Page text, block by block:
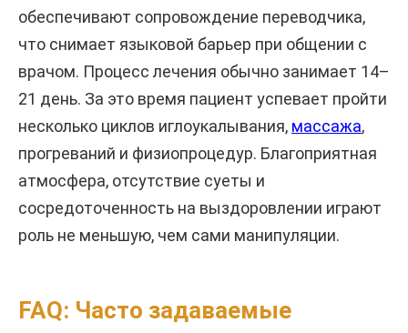
обеспечивают сопровождение переводчика,
что снимает языковой барьер при общении с
врачом. Процесс лечения обычно занимает 14–
21 день. За это время пациент успевает пройти
несколько циклов иглоукалывания, массажа,
прогреваний и физиопроцедур. Благоприятная
атмосфера, отсутствие суеты и
сосредоточенность на выздоровлении играют
роль не меньшую, чем сами манипуляции.
FAQ: Часто задаваемые